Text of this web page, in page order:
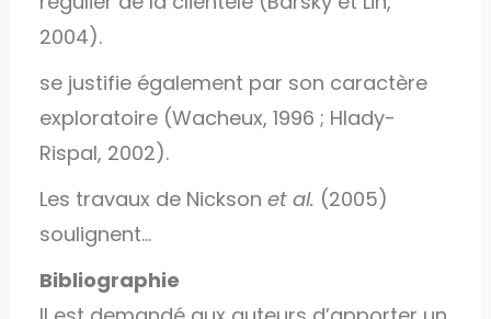
2004).
se justifie également par son caractère
exploratoire (Wacheux, 1996 ; Hlady-
Rispal, 2002).
Les travaux de Nickson et al. (2005)
soulignent…
Bibliographie